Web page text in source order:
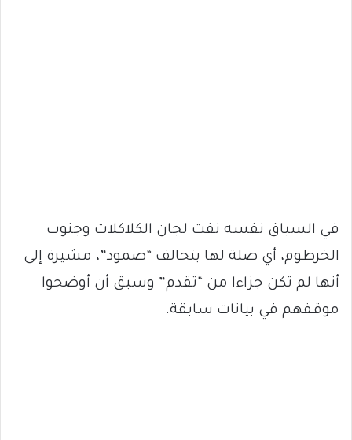
في السياق نفسه نفت لجان الكلاكلات وجنوب
الخرطوم، أي صلة لها بتحالف “صمود”، مشيرة إلى
أنها لم تكن جزاءا من “تقدم” وسبق أن أوضحوا
موقفهم في بيانات سابقة.